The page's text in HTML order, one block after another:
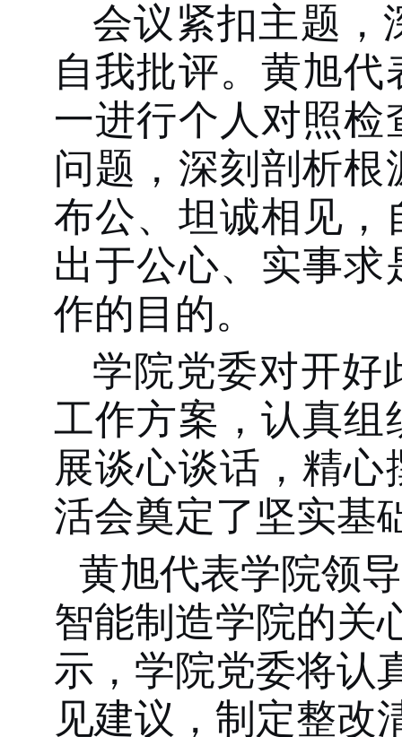
会议紧扣主题，
自我批评。 黄旭代
一进行个人对照
问题，深刻剖析
布公、坦诚相见，
出于公心、实事
作的目的。
学院党委对开好
工作方案，认真组
展谈心谈话，精
活会奠定了坚实基
黄旭代表学院领
智能制造学院的关
示，学院党委将认
见建议，制定整改